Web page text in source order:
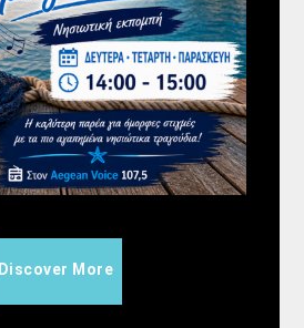
Discover More